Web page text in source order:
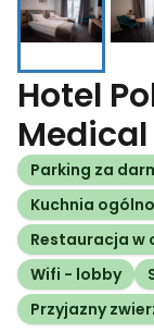
Hotel
Parking za
Kuchnia
Restauracja w
Wifi - lobby
Przyjazny